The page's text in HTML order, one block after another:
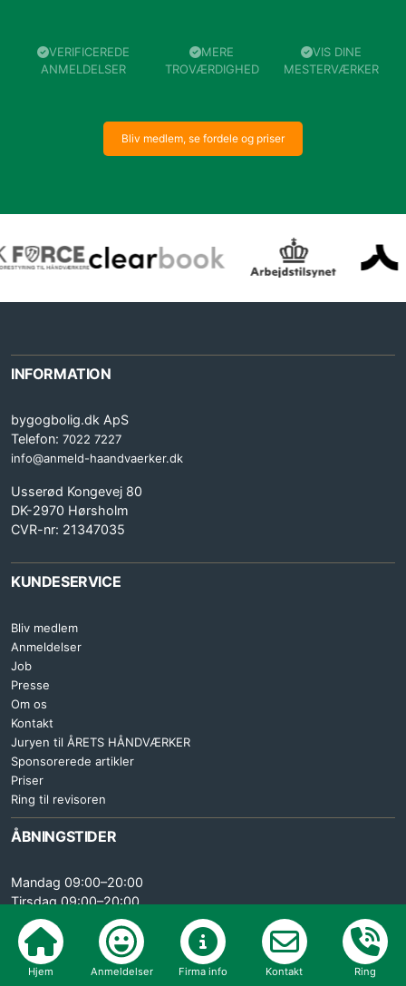
Hjem Anmeldelser Firma info Kontakt Ring
VERIFICEREDE
ANMELDELSER
MERE
TROVÆRDIGHED
VIS DINE
MESTERVÆRKER
Bliv medlem, se fordele og priser
INFORMATION
bygogbolig.dk ApS
Telefon: 7022 7227
info@anmeld-haandvaerker.dk
Usserød Kongevej 80
DK-2970 Hørsholm
CVR-nr: 21347035
KUNDESERVICE
Bliv medlem
Anmeldelser
Job
Presse
Om os
Kontakt
Juryen til ÅRETS HÅNDVÆRKER
Sponsorerede artikler
Priser
Ring til revisoren
ÅBNINGSTIDER
Mandag 09:00–20:00
Tirsdag 09:00–20:00
Onsdag 09:00–20:00
Torsdag 09:00–20:00
Fredag 09:00–15:30
Lørdag LUKKET